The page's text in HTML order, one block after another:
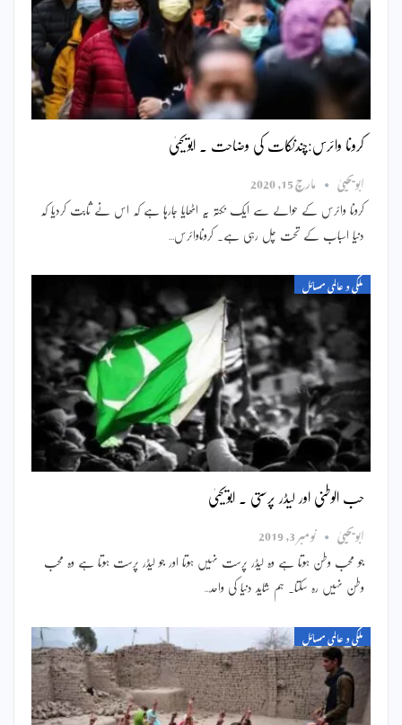
کرونا وائرس:چندنکات کی وضاحت ۔ ابویحییٰ
ابویحییٰ مارچ 15, 2020
کرونا وائرس کے حوالے سے ایک نکتہ یہ اٹھایا جارہا ہے کہ اس نے ثابت کردیا کہ
دنیا اسباب کے تحت چل رہی ہے۔ کروناوائرس…
ملکی و عالمی مسائل
حب الوطنی اور لیڈر پرستی ۔ ابویحییٰ
ابویحییٰ نومبر 3, 2019
جو محب وطن ہوتا ہے وہ لیڈر پرست نہیں ہوتا اور جو لیڈر پرست ہوتا ہے وہ محب
وطن نہیں رہ سکتا۔ ہم شاید دنیا کی واحد…
ملکی و عالمی مسائل